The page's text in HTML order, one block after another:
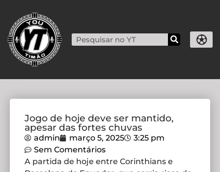
Jogo de hoje deve ser mantido,
apesar das fortes chuvas
admin março 5, 2025
3:25 pm
Sem Comentários
A partida de hoje entre Corinthians e